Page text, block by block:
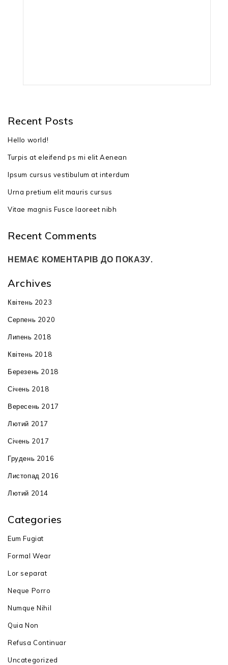
Recent Posts
Hello world!
Turpis at eleifend ps mi elit Aenean
Ipsum cursus vestibulum at interdum
Urna pretium elit mauris cursus
Vitae magnis Fusce laoreet nibh
Recent Comments
НЕМАЄ КОМЕНТАРІВ ДО ПОКАЗУ.
Archives
Квітень 2023
Серпень 2020
Липень 2018
Квітень 2018
Березень 2018
Січень 2018
Вересень 2017
Лютий 2017
Січень 2017
Грудень 2016
Листопад 2016
Лютий 2014
Categories
Eum Fugiat
Formal Wear
Lor separat
Neque Porro
Numque Nihil
Quia Non
Refusa Continuar
Uncategorized